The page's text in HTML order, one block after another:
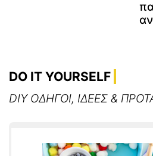
DO IT YOURSELF
DIY ΟΔΗΓΟΙ, ΙΔΕΕΣ &